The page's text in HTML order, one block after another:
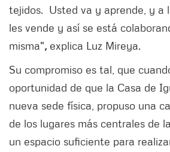
tejidos. Usted va y aprende, y a
les vende y así se está
misma", explica Luz Mireya.
Su compromiso es tal, que
oportunidad de que la Casa de
nueva sede física, propuso una
de los lugares más centrales de
un espacio suficiente para